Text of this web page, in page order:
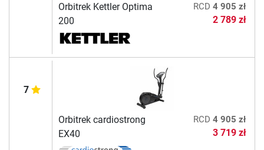
Orbitrek Kettler Optima
200
RCD 4 905 zł
2 789 zł
7
Orbitrek cardiostrong
EX40
RCD 4 905 zł
3 719 zł